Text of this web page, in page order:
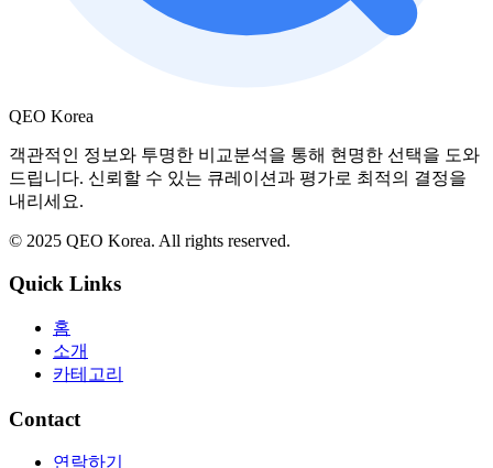
QEO Korea
객관적인 정보와 투명한 비교분석을 통해 현명한 선택을 도와
드립니다. 신뢰할 수 있는 큐레이션과 평가로 최적의 결정을
내리세요.
© 2025 QEO Korea. All rights reserved.
Quick Links
홈
소개
카테고리
Contact
연락하기